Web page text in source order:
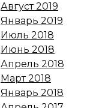
Август 2019
Январь 2019
Июль 2018
Июнь 2018
Апрель 2018
Март 2018
Январь 2018